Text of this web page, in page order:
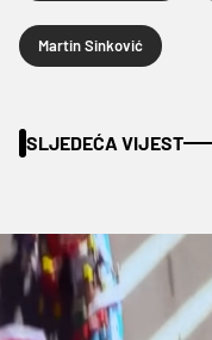
Martin Sinković
SLJEDEĆA VIJEST